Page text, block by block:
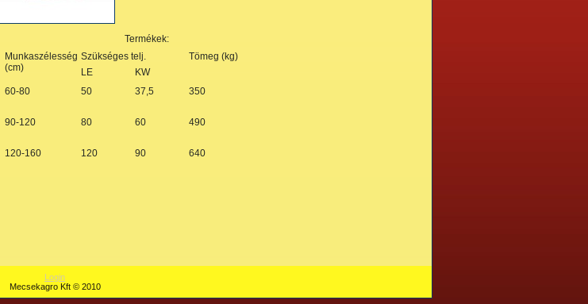
Termékek:
Munkaszélesség
(cm)
Szükséges telj.
Tömeg (kg)
LE
KW
60-80 50 37,5 350
90-120 80 60 490
120-160 120 90 640
Login
Mecsekagro Kft © 2010